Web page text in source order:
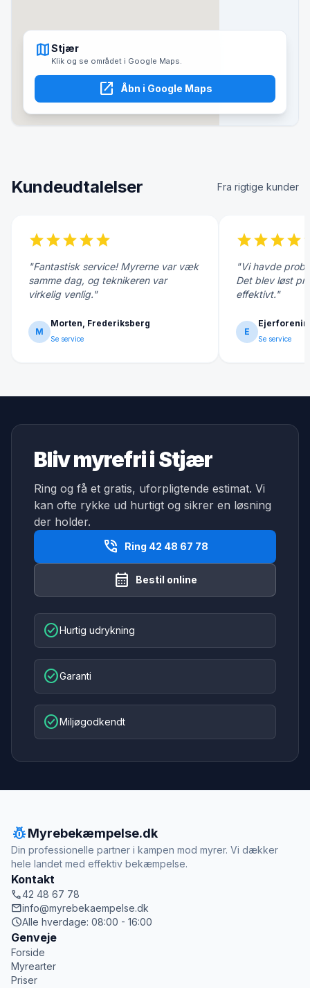
mapStjær
Klik og se området i Google Maps.
open_in_new Åbn i Google Maps
Kundeudtalelser Fra rigtige kunder
starstarstarstarstar
"Fantastisk service! Myrerne var væk
samme dag, og teknikeren var
virkelig venlig."
M
Morten, Frederiksberg
Se service
starstarstarstar
"Vi havde
Det blev løst
effektivt."
E
Se service
Bliv myrefri i Stjær
Ring og få et gratis, uforpligtende estimat. Vi
kan ofte rykke ud hurtigt og sikrer en løsning
der holder.
phone_in_talk Ring 42 48 67 78
calendar_month Bestil online
check_circleHurtig udrykning
check_circleGaranti
check_circleMiljøgodkendt
pest_controlMyrebekæmpelse.dk
Din professionelle partner i kampen mod myrer. Vi dækker
hele landet med effektiv bekæmpelse.
Kontakt
call42 48 67 78
mailinfo@myrebekaempelse.dk
scheduleAlle hverdage: 08:00 - 16:00
Genveje
Forside
Myrearter
Priser